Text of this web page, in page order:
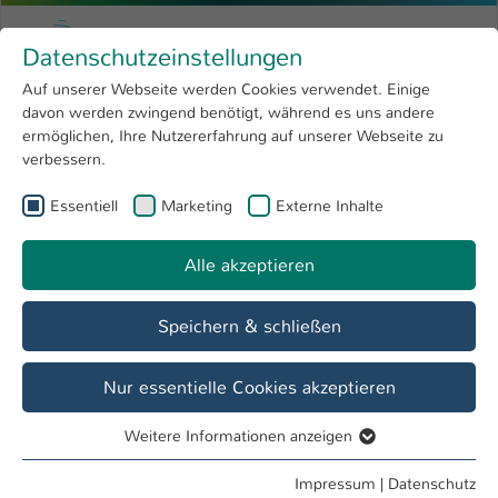
Menu
Forschung 4
Open submenu
Hochschule
International
Zum Hauptinhalt springen
Hochschule Kaiserslautern
Sie sind hier:
Menschen und Projekte
Datenschutzeinstellungen
Auf unserer Webseite werden Cookies verwendet. Einige
davon werden zwingend benötigt, während es uns andere
ermöglichen, Ihre Nutzererfahrung auf unserer Webseite zu
verbessern.
Essentiell Marketing Externe Inhalte
Alle akzeptieren
Speichern & schließen
Nur essentielle Cookies akzeptieren
Essentielle Cookies werden für grundlegende Funktionen
Weitere Informationen anzeigen
Impressum | Datenschutz